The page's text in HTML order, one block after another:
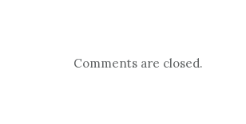
Comments are closed.